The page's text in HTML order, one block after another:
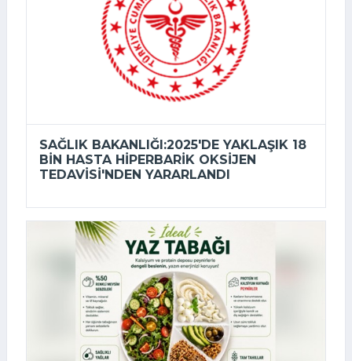
SAĞLIK BAKANLIĞI:2025'DE YAKLAŞIK 18
BIN HASTA HIPERBARIK OKSIJEN
TEDAVISI'NDEN YARARLANDI